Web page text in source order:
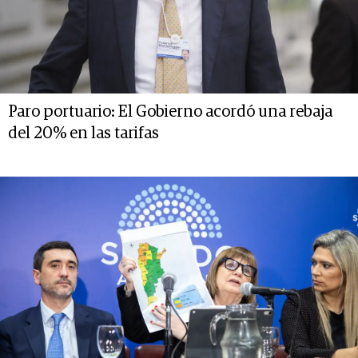
Paro portuario: El Gobierno acordó una rebaja
del 20% en las tarifas